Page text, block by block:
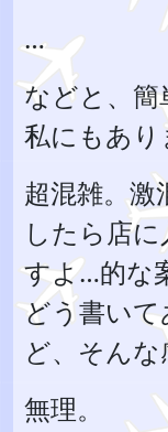
…
などと、簡
私にもあり
超混雑。激
したら店
すよ…的な
どう書い
ど、そんな
無理。